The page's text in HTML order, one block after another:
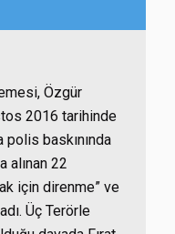
Özgür
2016 tarihinde
polis baskınında
alınan 22
için direnme” ve
Üç Terörle